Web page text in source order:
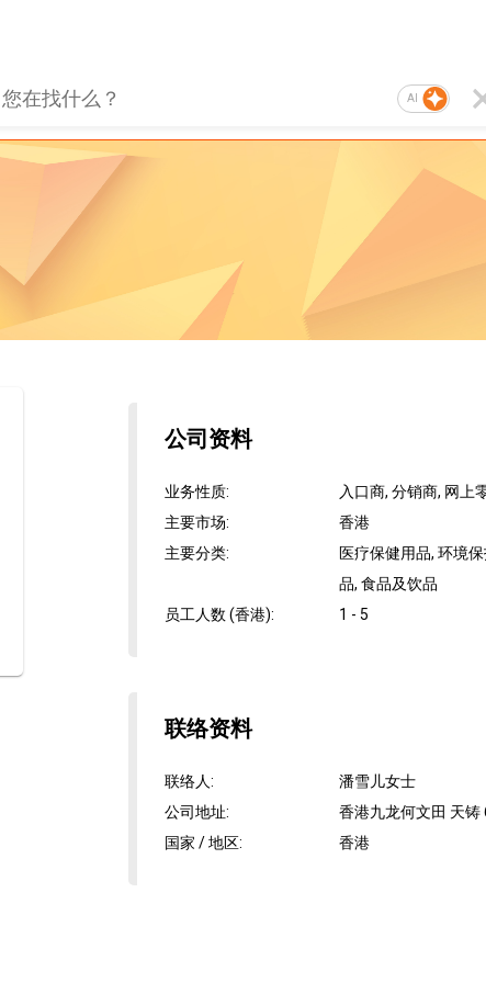
AI
公司资料
业务性质:
入口商, 分销商, 网上
主要市场:
香港
主要分类:
医疗保健用品, 环境
品, 食品及饮品
员工人数 (香港): 1 - 5
联络资料
联络人:
潘雪儿女士
公司地址:
香港九龙何文田 天铸
国家 / 地区: 香港